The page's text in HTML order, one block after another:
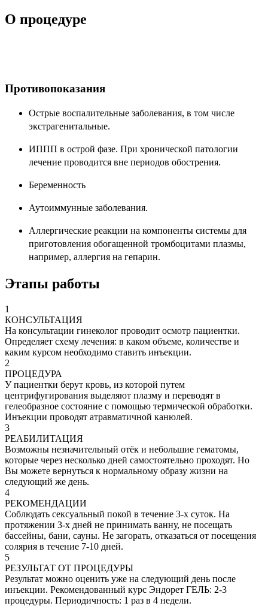
О процедуре
Противопоказания
Острые воспалительные заболевания, в том числе
экстрагенитальные.
ИППП в острой фазе. При хронической патологии
лечение проводится вне периодов обострения.
Беременность
Аутоиммунные заболевания.
Аллергические реакции на компоненты системы для
приготовления обогащенной тромбоцитами плазмы,
например, аллергия на гепарин.
Этапы работы
1
КОНСУЛЬТАЦИЯ
На консультации гинеколог проводит осмотр пациентки.
Определяет схему лечения: в каком объеме, количестве и
каким курсом необходимо ставить инъекции.
2
ПРОЦЕДУРА
У пациентки берут кровь, из которой путем
центрифугирования выделяют плазму и переводят в
гелеобразное состояние с помощью термической обработки.
Инъекции проводят атравматичной канюлей.
3
РЕАБИЛИТАЦИЯ
Возможны незначительный отёк и небольшие гематомы,
которые через несколько дней самостоятельно проходят. Но
Вы можете вернуться к нормальному образу жизни на
следующий же день.
4
РЕКОМЕНДАЦИИ
Соблюдать сексуальный покой в течение 3-х суток. На
протяжении 3-х дней не принимать ванну, не посещать
бассейны, бани, сауны. Не загорать, отказаться от посещения
солярия в течение 7-10 дней.
5
РЕЗУЛЬТАТ ОТ ПРОЦЕДУРЫ
Результат можно оценить уже на следующий день после
инъекции. Рекомендованный курс Эндорет ГЕЛЬ: 2-3
процедуры. Периодичность: 1 раз в 4 недели.